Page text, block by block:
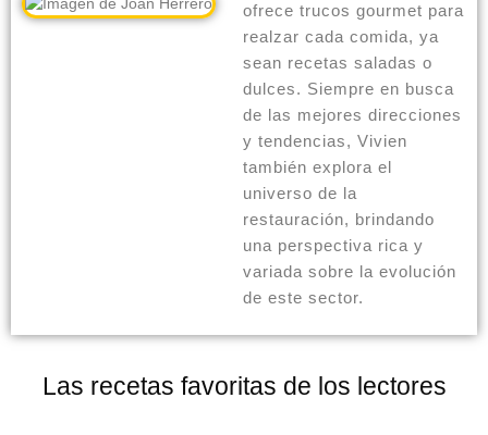
ofrece trucos gourmet para
realzar cada comida, ya
sean recetas saladas o
dulces. Siempre en busca
de las mejores direcciones
y tendencias, Vivien
también explora el
universo de la
restauración, brindando
una perspectiva rica y
variada sobre la evolución
de este sector.
Las recetas favoritas de los lectores